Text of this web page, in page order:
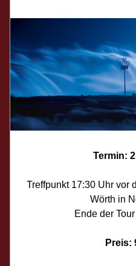
Termin:
Treffpunkt 17:30 Uhr vor
Wörth in
Ende der Tour
Preis: